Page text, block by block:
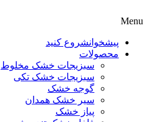
Menu
پیشخوانشروع کنید
محصولات
سبزیجات خشک مخلوط
سبزیجات خشک تکی
گوجه خشک
سیر خشک همدان
پیاز خشک